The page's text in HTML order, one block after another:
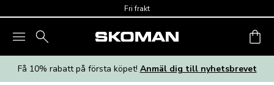
Fri frakt
Få 10% rabatt på första köpet! Anmäl dig till nyhetsbrevet